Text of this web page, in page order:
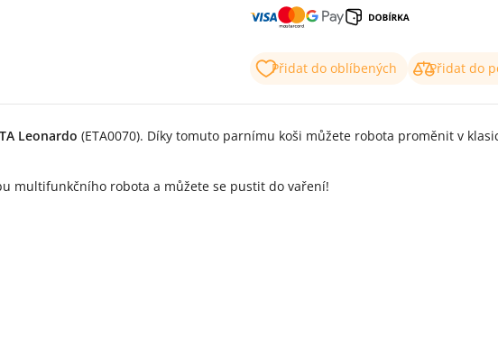
Přidat do oblíbených
Přidat do
Leonardo (ETA0070). Díky tomuto parnímu koši můžete robota proměnit v
multifunkčního robota a můžete se pustit do vaření!